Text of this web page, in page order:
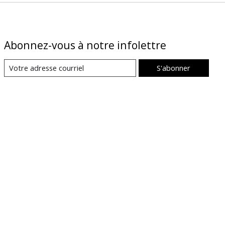
Abonnez-vous à notre infolettre
S'abonner